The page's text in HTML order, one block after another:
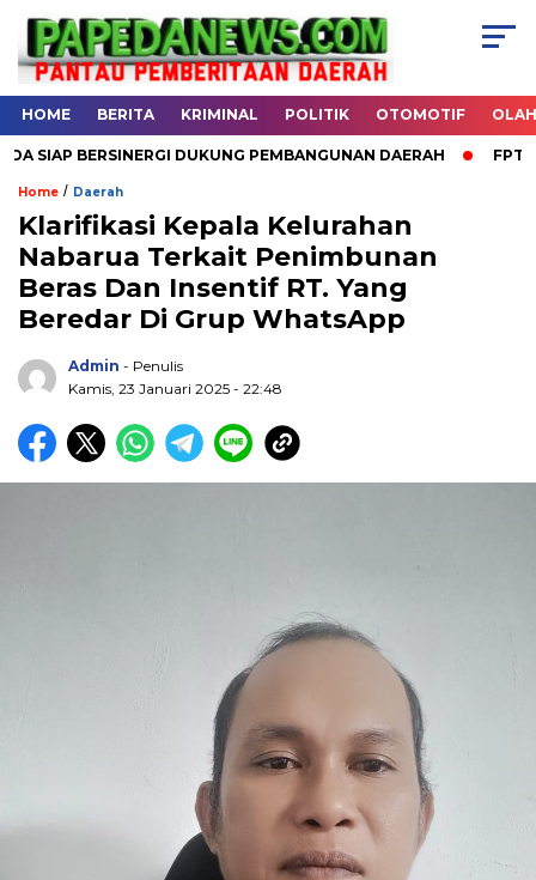
HOME BERITA KRIMINAL POLITIK OTOMOTIF
BERSINERGI DUKUNG PEMBANGUNAN DAERAH FPT2
Home / Daerah
Klarifikasi Kepala Kelurahan
Nabarua Terkait Penimbunan
Beras Dan Insentif RT. Yang
Beredar Di Grup WhatsApp
Admin - Penulis
Kamis, 23 Januari 2025 - 22:48
.